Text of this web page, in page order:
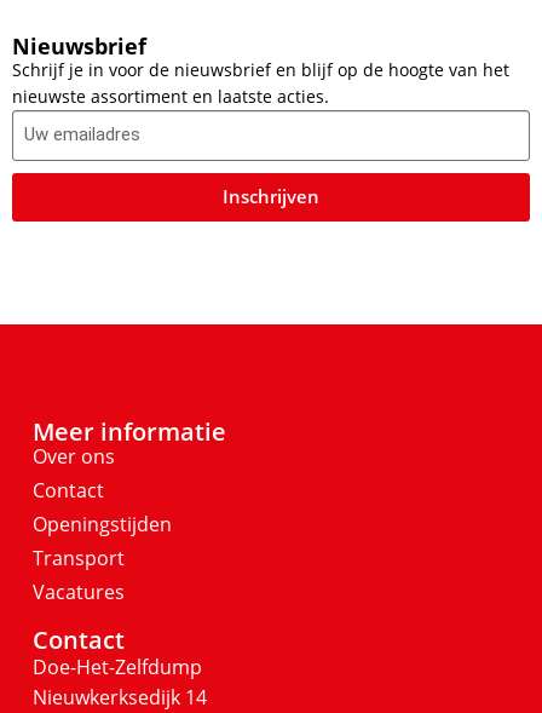
Nieuwsbrief
Schrijf je in voor de nieuwsbrief en blijf op de hoogte van het
nieuwste assortiment en laatste acties.
Inschrijven
Meer informatie
Over ons
Contact
Openingstijden
Transport
Vacatures
Contact
Doe-Het-Zelfdump
Nieuwkerksedijk 14